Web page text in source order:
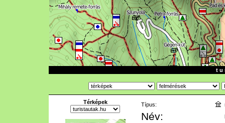
t u
Térképek Típus:
Név: